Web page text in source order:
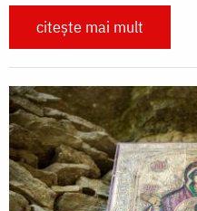
citește mai mult